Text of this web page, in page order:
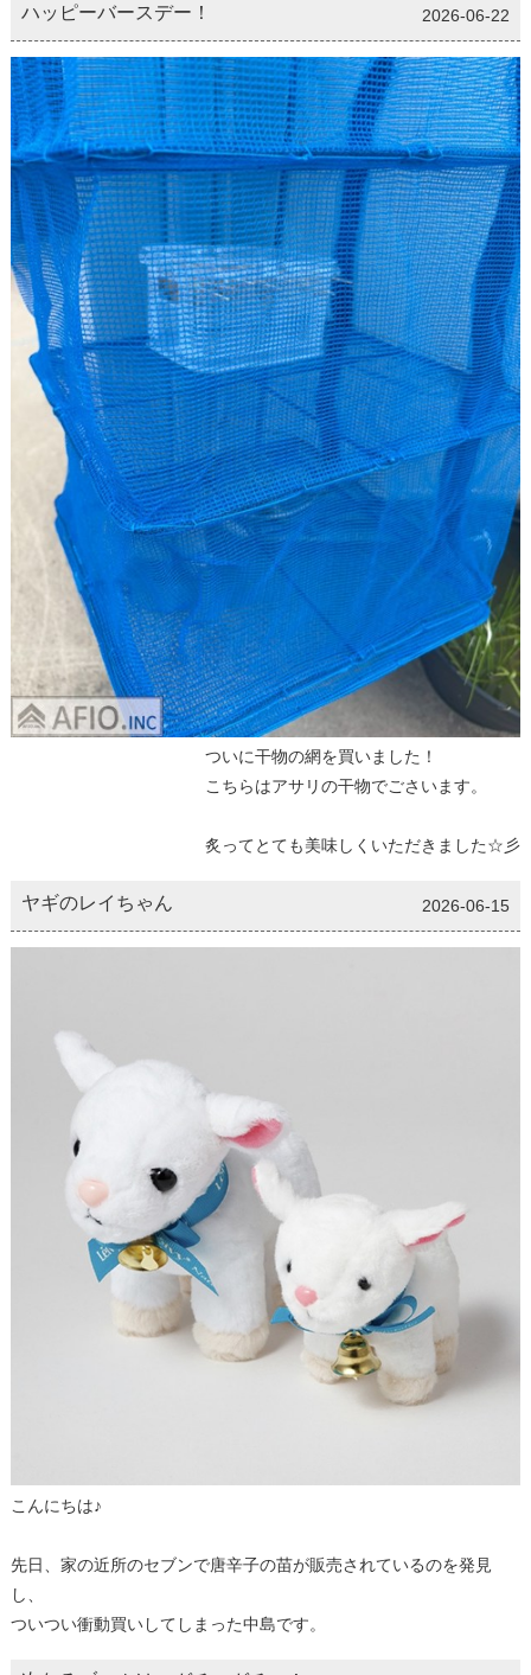
ハッピーバースデー！ 2026-06-22
ついに干物の網を買いました！
こちらはアサリの干物でごさいます。
炙ってとても美味しくいただきました☆彡
ヤギのレイちゃん 2026-06-15
こんにちは♪
先日、家の近所のセブンで唐辛子の苗が販売されているのを発見
し、
ついつい衝動買いしてしまった中島です。